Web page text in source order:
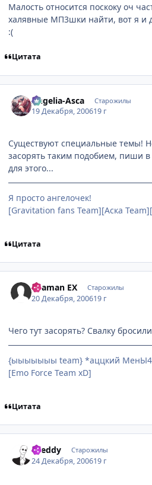
Малость относится поскоку оч
халявные МП3шки найти, вот я и
:(
Цитата
Angelia-Asca Старожилы
19 Декабря, 200619 г
Существуют специальные темы!
засорять таким подобием, пиши
для этого...
Я просто ангелочек!
[Gravitation fans Team][Аска
Цитата
Shaman EX Старожилы
20 Декабря, 200619 г
Чего тут засорять? Свалку
{ыыыыыыы team} *аццкий
[Emo Force Team xD]
Цитата
Dreddy Старожилы
24 Декабря, 200619 г